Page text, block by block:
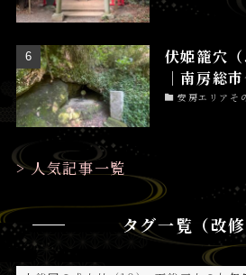
伏姫籠穴
│南房総
安房エリアそ
> 人気記事一覧
タグ一覧（改